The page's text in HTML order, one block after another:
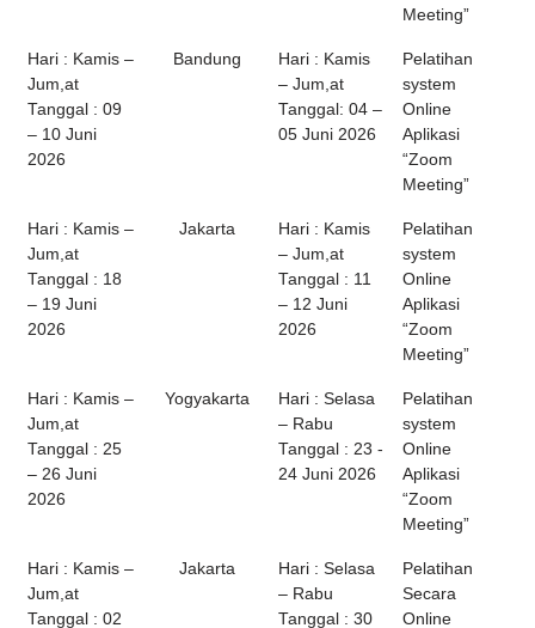
Meeting”
Hari : Kamis –
Jum,at
Tanggal : 09
– 10 Juni
2026
Bandung
Hari : Kamis
– Jum,at
Tanggal: 04 –
05 Juni 2026
Pelatihan
system
Online
Aplikasi
“Zoom
Meeting”
Hari : Kamis –
Jum,at
Tanggal : 18
– 19 Juni
2026
Jakarta
Hari : Kamis
– Jum,at
Tanggal : 11
– 12 Juni
2026
Pelatihan
system
Online
Aplikasi
“Zoom
Meeting”
Hari : Kamis –
Jum,at
Tanggal : 25
– 26 Juni
2026
Yogyakarta
Hari : Selasa
– Rabu
Tanggal : 23 -
24 Juni 2026
Pelatihan
system
Online
Aplikasi
“Zoom
Meeting”
Hari : Kamis –
Jum,at
Tanggal : 02
Jakarta
Hari : Selasa
– Rabu
Tanggal : 30
Pelatihan
Secara
Online